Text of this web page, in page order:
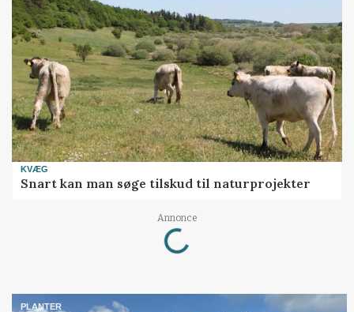
KVÆG
Snart kan man søge tilskud til naturprojekter
Annonce
Loading...
PLANTER